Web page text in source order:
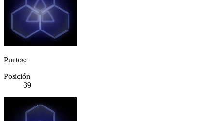
Puntos: -
Posición
39